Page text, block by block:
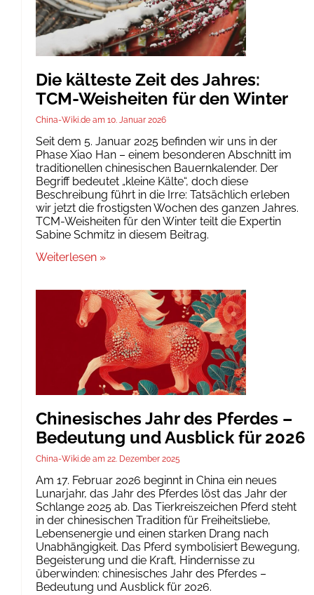
Die kälteste Zeit des Jahres:
TCM-Weisheiten für den Winter
China-Wiki.de 10. Januar 2026
Seit dem 5. Januar 2025 befinden wir uns in der
Phase Xiao Han – einem besonderen Abschnitt im
traditionellen chinesischen Bauernkalender. Der
Begriff bedeutet „kleine Kälte“, doch diese
Beschreibung führt in die Irre: Tatsächlich erleben
wir jetzt die frostigsten Wochen des ganzen Jahres.
TCM-Weisheiten für den Winter teilt die Expertin
Sabine Schmitz in diesem Beitrag.
Weiterlesen »
Chinesisches Jahr des Pferdes –
Bedeutung und Ausblick für 2026
China-Wiki.de 22. Dezember 2025
Am 17. Februar 2026 beginnt in China ein neues
Lunarjahr, das Jahr des Pferdes löst das Jahr der
Schlange 2025 ab. Das Tierkreiszeichen Pferd steht
in der chinesischen Tradition für Freiheitsliebe,
Lebensenergie und einen starken Drang nach
Unabhängigkeit. Das Pferd symbolisiert Bewegung,
Begeisterung und die Kraft, Hindernisse zu
überwinden: chinesisches Jahr des Pferdes –
Bedeutung und Ausblick für 2026.